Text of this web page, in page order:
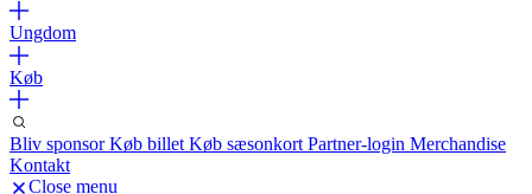
Ungdom
Køb
Bliv sponsorKøb billet Køb sæsonkort Partner-login Merchandise
Kontakt
Close menu